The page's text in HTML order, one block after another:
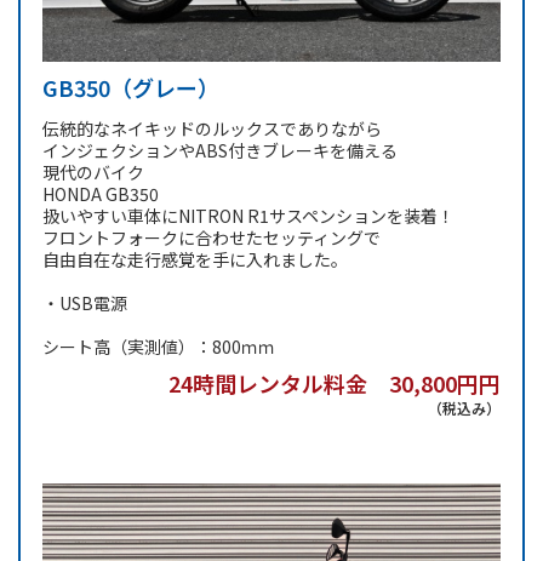
GB350（グレー）
伝統的なネイキッドのルックスでありながら
インジェクションやABS付きブレーキを備える
現代のバイク
HONDA GB350
扱いやすい車体にNITRON R1サスペンションを装着！
フロントフォークに合わせたセッティングで
自由自在な走行感覚を手に入れました。
・USB電源
シート高（実測値）：800ｍｍ
24時間レンタル料金 30,800円円
（税込み）